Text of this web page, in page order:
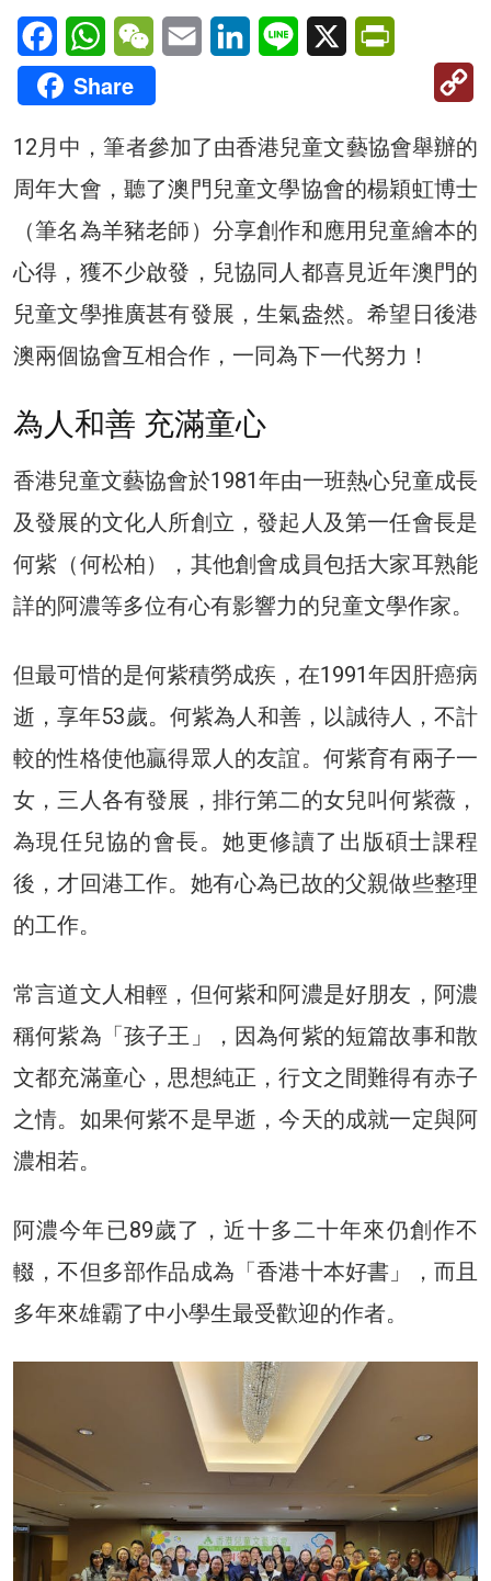
FacebookWhatsAppWeChatEmail LinkedInLine X
Share
12月中，筆者參加了由香港兒童文藝協會舉辦的
周年大會，聽了澳門兒童文學協會的楊穎虹博士
（筆名為羊豬老師）分享創作和應用兒童繪本的
心得，獲不少啟發，兒協同人都喜見近年澳門的
兒童文學推廣甚有發展，生氣盎然。希望日後港
澳兩個協會互相合作，一同為下一代努力！
為人和善 充滿童心
香港兒童文藝協會於1981年由一班熱心兒童成長
及發展的文化人所創立，發起人及第一任會長是
何紫（何松柏），其他創會成員包括大家耳熟能
詳的阿濃等多位有心有影響力的兒童文學作家。
但最可惜的是何紫積勞成疾，在1991年因肝癌病
逝，享年53歲。何紫為人和善，以誠待人，不計
較的性格使他贏得眾人的友誼。何紫育有兩子一
女，三人各有發展，排行第二的女兒叫何紫薇，
為現任兒協的會長。她更修讀了出版碩士課程
後，才回港工作。她有心為已故的父親做些整理
的工作。
常言道文人相輕，但何紫和阿濃是好朋友，阿濃
稱何紫為「孩子王」，因為何紫的短篇故事和散
文都充滿童心，思想純正，行文之間難得有赤子
之情。如果何紫不是早逝，今天的成就一定與阿
濃相若。
阿濃今年已89歲了，近十多二十年來仍創作不
輟，不但多部作品成為「香港十本好書」，而且
多年來雄霸了中小學生最受歡迎的作者。